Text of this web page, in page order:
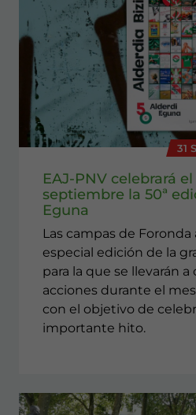
31
EAJ-PNV celebrará el
septiembre la 50ª
Eguna
Las campas de Foronda
especial edición de la
para la que se llevarán a
acciones durante el
con el objetivo de
importante hito.